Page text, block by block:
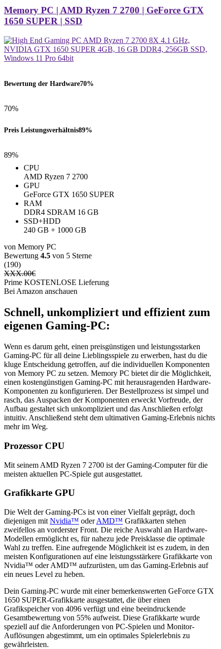
Memory PC | AMD Ryzen 7 2700 | GeForce GTX
1650 SUPER | SSD
Bewertung der Hardware70%
70%
Preis Leistungsverhältnis89%
89%
CPU
AMD Ryzen 7 2700
GPU
GeForce GTX 1650 SUPER
RAM
DDR4 SDRAM 16 GB
SSD+HDD
240 GB + 1000 GB
von Memory PC
Bewertung 4.5 von 5 Sterne
(190)
XXX.00€
Prime KOSTENLOSE Lieferung
Bei Amazon anschauen
Schnell, unkompliziert und effizient zum
eigenen Gaming-PC:
Wenn es darum geht, einen preisgünstigen und leistungsstarken
Gaming-PC für all deine Lieblingsspiele zu erwerben, hast du die
kluge Entscheidung getroffen, auf die individuellen Komponenten
von Memory PC zu setzen. Memory PC bietet dir die Möglichkeit,
einen kostengünstigen Gaming-PC mit herausragenden Hardware-
Komponenten zu konfigurieren. Der Bestellprozess ist simpel und
rasch, das Auspacken der Komponenten erweckt Vorfreude, der
Aufbau gestaltet sich unkompliziert und das Anschließen erfolgt
intuitiv. Anschließend steht dem ultimativen Gaming-Erlebnis nichts
mehr im Weg.
Prozessor CPU
Mit seinem AMD Ryzen 7 2700 ist der Gaming-Computer für die
meisten aktuellen PC-Spiele gut ausgestattet.
Grafikkarte GPU
Die Welt der Gaming-PCs ist von einer Vielfalt geprägt, doch
diejenigen mit Nvidia™ oderAMD™ Grafikkarten stehen
zweifellos an vorderster Front. Die reiche Auswahl an Hardware-
Modellen ermöglicht es, für nahezu jede Preisklasse die optimale
Wahl zu treffen. Eine aufregende Möglichkeit ist es zudem, in den
meisten Konfigurationen auf eine leistungsstärkere Grafikkarte von
Nvidia™ oder AMD™ aufzurüsten, um das Gaming-Erlebnis auf
ein neues Level zu heben.
Dein Gaming-PC wurde mit einer bemerkenswerten GeForce GTX
1650 SUPER-Grafikkarte ausgestattet, die über einen
Grafikspeicher von 4096 verfügt und eine beeindruckende
Gesamtbewertung von 55% aufweist. Diese Grafikkarte wurde
speziell auf die Anforderungen von PC-Spielen und Monitor-
Auflösungen abgestimmt, um ein optimales Spielerlebnis zu
gewährleisten.